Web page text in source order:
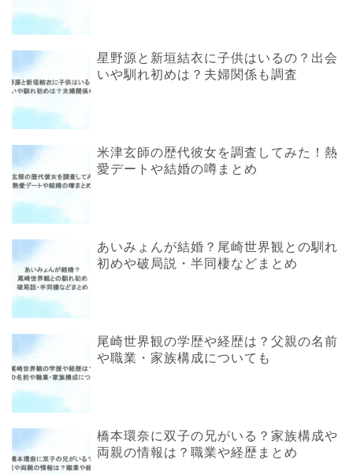
星野源と新垣結衣に子供はいるの？出会
いや馴れ初めは？夫婦関係も調査
米津玄師の歴代彼女を調査してみた！熱
愛デートや結婚の噂まとめ
あいみょんが結婚？尾崎世界観との馴れ
初めや破局説・半同棲などまとめ
尾崎世界観の学歴や経歴は？父親の名前
や職業・家族構成についても
橋本環奈に双子の兄がいる？家族構成や
両親の情報は？職業や経歴まとめ